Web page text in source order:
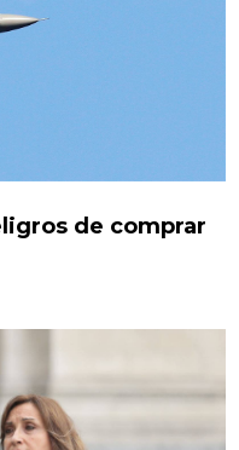
de comprar